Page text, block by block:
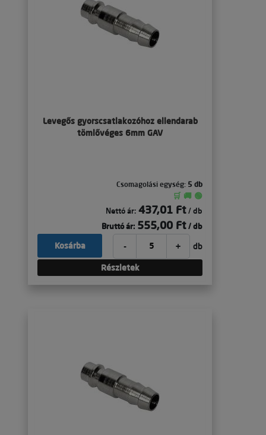
Levegős gyorscsatlakozóhoz ellendarab
tömlővéges 6mm GAV
Csomagolási egység: 5 db
🛒 🚚 🟢
Nettó ár: 437,01 Ft / db
Bruttó ár: 555,00 Ft / db
- + db
Kosárba
Részletek